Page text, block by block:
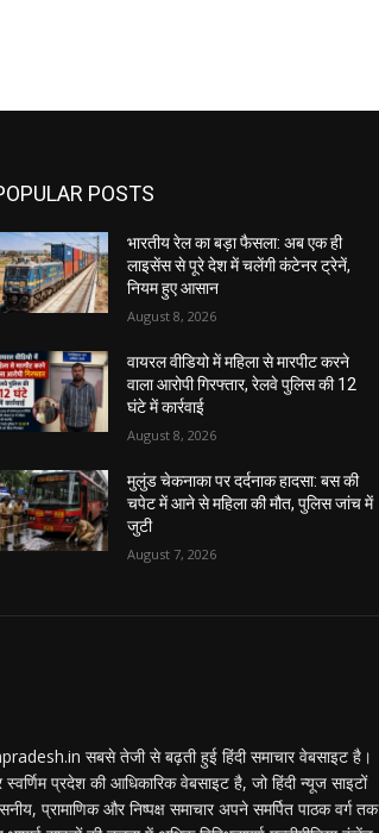
POSTS
भारतीय रेल का बड़ा फैसला: अब एक ही
लाइसेंस से पूरे देश में चलेंगी कंटेनर ट्रेनें,
नियम हुए आसान
August 8, 2026
वायरल वीडियो में महिला से मारपीट करने
वाला आरोपी गिरफ्तार, रेलवे पुलिस की 12
घंटे में कार्रवाई
August 8, 2026
मुलुंड चेकनाका पर दर्दनाक हादसा: बस की
चपेट में आने से महिला की मौत, पुलिस जांच में
जुटी
August 7, 2026
सबसे तेजी से बढ़ती हुई हिंदी समाचार वेबसाइट है।
स्वर्णिम प्रदेश की आधिकारिक वेबसाइट है, जो हिंदी न्यूज साइटों
प्रामाणिक और निष्पक्ष समाचार अपने समर्पित पाठक वर्ग तक